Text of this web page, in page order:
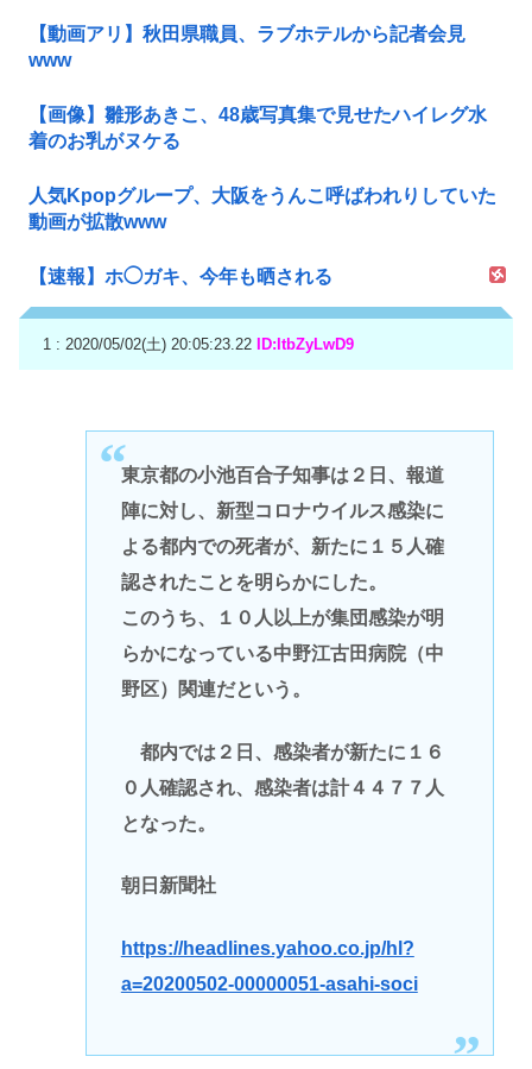
【動画アリ】秋田県職員、ラブホテルから記者会見
www
【画像】雛形あきこ、48歳写真集で見せたハイレグ水
着のお乳がヌケる
人気Kpopグループ、大阪をうんこ呼ばわれりしていた
動画が拡散www
【速報】ホ◯ガキ、今年も晒される
1 : 2020/05/02(土) 20:05:23.22 ID:ItbZyLwD9
東京都の小池百合子知事は２日、報道
陣に対し、新型コロナウイルス感染に
よる都内での死者が、新たに１５人確
認されたことを明らかにした。
このうち、１０人以上が集団感染が明
らかになっている中野江古田病院（中
野区）関連だという。
都内では２日、感染者が新たに１６
０人確認され、感染者は計４４７７人
となった。
朝日新聞社
https://headlines.yahoo.co.jp/hl?
a=20200502-00000051-asahi-soci